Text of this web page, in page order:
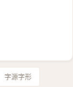
字源字形